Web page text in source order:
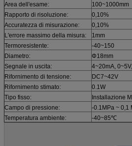
Area dell'esame:
100~1000mm
Rapporto di risoluzione:
0,10%
Accuratezza di misurazione:
0,10%
L'errore massimo della misura:
1mm
Termoresistente:
-40~150
Diametro:
Φ18mm
Segnale in uscita:
4~20mA,
Rifornimento di tensione:
DC7~42V
Rifornimento stimato:
0.1W
Tipo fisso:
Installazione
Campo di pressione:
-0.1MPa ~ 0,1
Temperatura ambiente:
-40~85℃